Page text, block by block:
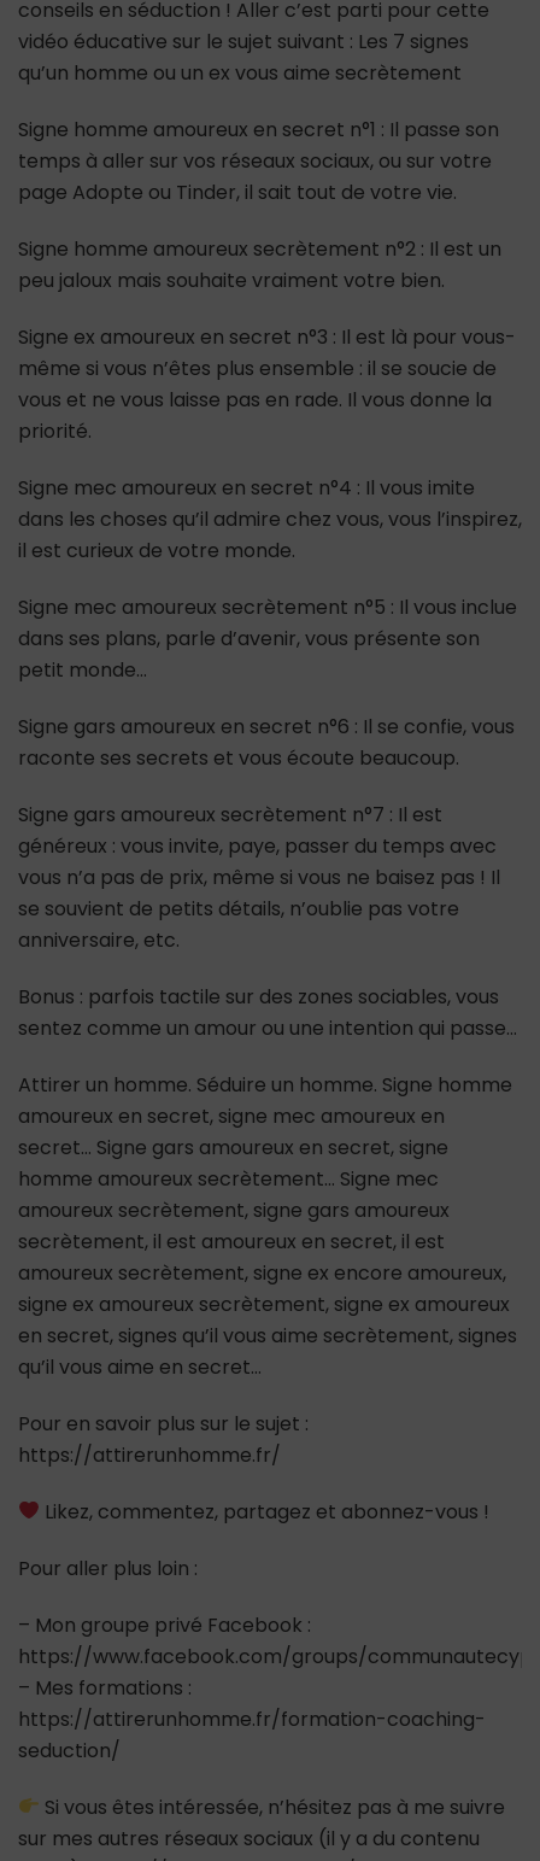
conseils en séduction ! Aller c’est parti pour cette
vidéo éducative sur le sujet suivant : Les 7 signes
qu’un homme ou un ex vous aime secrètement
Signe homme amoureux en secret n°1 : Il passe son
temps à aller sur vos réseaux sociaux, ou sur votre
page Adopte ou Tinder, il sait tout de votre vie.
Signe homme amoureux secrètement n°2 : Il est un
peu jaloux mais souhaite vraiment votre bien.
Signe ex amoureux en secret n°3 : Il est là pour vous-
même si vous n’êtes plus ensemble : il se soucie de
vous et ne vous laisse pas en rade. Il vous donne la
priorité.
Signe mec amoureux en secret n°4 : Il vous imite
dans les choses qu’il admire chez vous, vous l’inspirez,
il est curieux de votre monde.
Signe mec amoureux secrètement n°5 : Il vous inclue
dans ses plans, parle d’avenir, vous présente son
petit monde…
Signe gars amoureux en secret n°6 : Il se confie, vous
raconte ses secrets et vous écoute beaucoup.
Signe gars amoureux secrètement n°7 : Il est
généreux : vous invite, paye, passer du temps avec
vous n’a pas de prix, même si vous ne baisez pas ! Il
se souvient de petits détails, n’oublie pas votre
anniversaire, etc.
Bonus : parfois tactile sur des zones sociables, vous
sentez comme un amour ou une intention qui passe…
Attirer un homme. Séduire un homme. Signe homme
amoureux en secret, signe mec amoureux en
secret… Signe gars amoureux en secret, signe
homme amoureux secrètement… Signe mec
amoureux secrètement, signe gars amoureux
secrètement, il est amoureux en secret, il est
amoureux secrètement, signe ex encore amoureux,
signe ex amoureux secrètement, signe ex amoureux
en secret, signes qu’il vous aime secrètement, signes
qu’il vous aime en secret…
Pour en savoir plus sur le sujet :
https://attirerunhomme.fr/
Likez, commentez, partagez et abonnez-vous !
Pour aller plus loin :
– Mon groupe privé Facebook :
https://www.facebook.com/groups/
– Mes formations :
https://attirerunhomme.fr/formation-coaching-
seduction/
Si vous êtes intéressée, n’hésitez pas à me suivre
sur mes autres réseaux sociaux (il y a du contenu